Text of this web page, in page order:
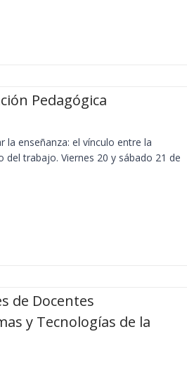
Pedagógica
la enseñanza: el vínculo entre la
trabajo. Viernes 20 y sábado 21 de
de Docentes
y Tecnologías de la